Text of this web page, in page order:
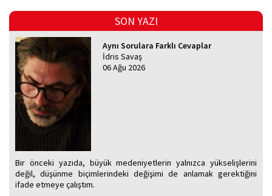
SON YAZI
Aynı Sorulara Farklı Cevaplar
İdris Savaş
06 Ağu 2026
Bir önceki yazıda, büyük medeniyetlerin yalnızca yükselişlerini
değil, düşünme biçimlerindeki değişimi de anlamak gerektiğini
ifade etmeye çalıştım.